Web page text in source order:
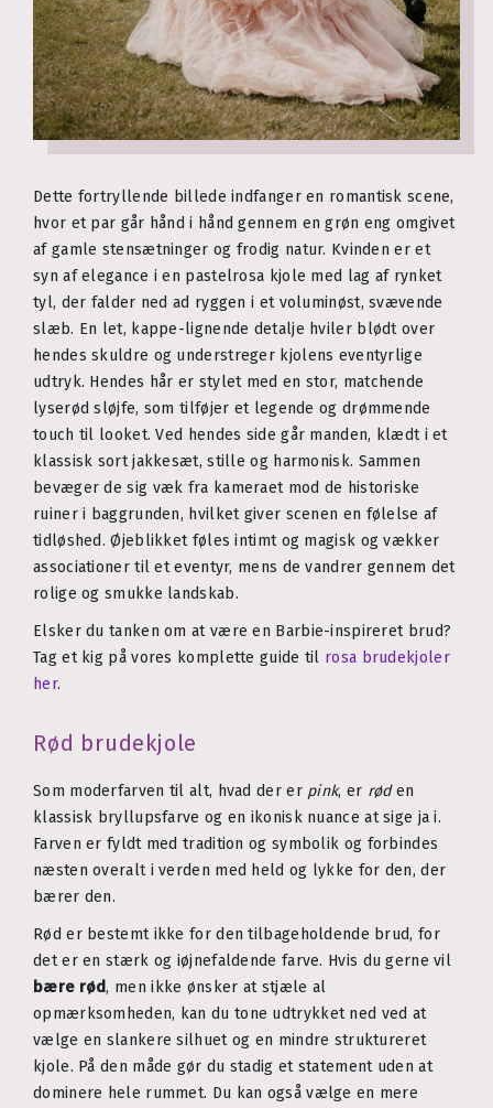
Dette fortryllende billede indfanger en romantisk scene,
hvor et par går hånd i hånd gennem en grøn eng omgivet
af gamle stensætninger og frodig natur. Kvinden er et
syn af elegance i en pastelrosa kjole med lag af rynket
tyl, der falder ned ad ryggen i et voluminøst, svævende
slæb. En let, kappe-lignende detalje hviler blødt over
hendes skuldre og understreger kjolens eventyrlige
udtryk. Hendes hår er stylet med en stor, matchende
lyserød sløjfe, som tilføjer et legende og drømmende
touch til looket. Ved hendes side går manden, klædt i et
klassisk sort jakkesæt, stille og harmonisk. Sammen
bevæger de sig væk fra kameraet mod de historiske
ruiner i baggrunden, hvilket giver scenen en følelse af
tidløshed. Øjeblikket føles intimt og magisk og vækker
associationer til et eventyr, mens de vandrer gennem det
rolige og smukke landskab.
Elsker du tanken om at være en Barbie-inspireret brud?
Tag et kig på vores komplette guide til rosa brudekjoler
her.
Rød brudekjole
Som moderfarven til alt, hvad der er pink, er røden
klassisk bryllupsfarve og en ikonisk nuance at sige ja i.
Farven er fyldt med tradition og symbolik og forbindes
næsten overalt i verden med held og lykke for den, der
bærer den.
Rød er bestemt ikke for den tilbageholdende brud, for
det er en stærk og iøjnefaldende farve. Hvis du gerne vil
bære rød, men ikke ønsker at stjæle al
opmærksomheden, kan du tone udtrykket ned ved at
vælge en slankere silhuet og en mindre struktureret
kjole. På den måde gør du stadig et statement uden at
dominere hele rummet. Du kan også vælge en mere